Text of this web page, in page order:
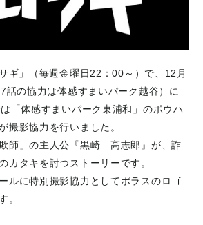
ギ」（毎週金曜日22：00～）で、12月
話の協力は体感すまいパーク越谷）に
「体感すまいパーク東浦和」のポウハ
撮影協力を行いました。
欺師」の主人公『黒崎 高志郎』が、詐
カタキを討つストーリーです。
ルに特別撮影協力としてポラスのロゴ
。